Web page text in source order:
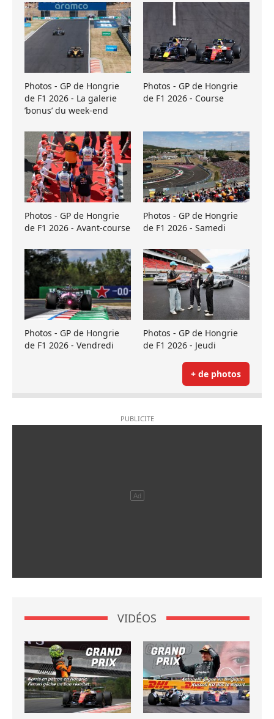
Photos - GP de Hongrie
de F1 2026 - La galerie
’bonus’ du week-end
Photos - GP de Hongrie
de F1 2026 - Course
Photos - GP de Hongrie
de F1 2026 - Avant-course
Photos - GP de Hongrie
de F1 2026 - Samedi
Photos - GP de Hongrie
de F1 2026 - Vendredi
Photos - GP de Hongrie
de F1 2026 - Jeudi
+ de photos
VIDÉOS